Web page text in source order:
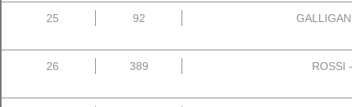
25 92
26 389 ROSSI